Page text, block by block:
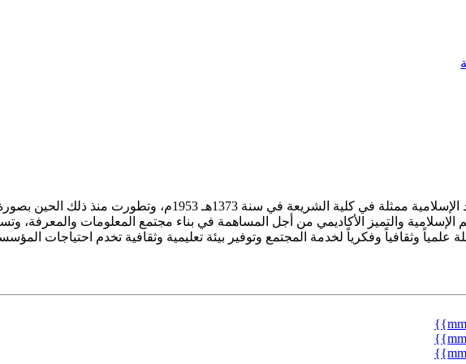
الإسلامية والتميز الأكاديمي من أجل المساهمة في بناء مجتمع المعلومات والمعرفة،
علمياً وثقافياً وفكرياً لخدمة المجتمع وتوفير بيئة تعليمية وثقافية تخدم احتياجات